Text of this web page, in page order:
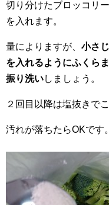
切り分けたブロッコリ
を入れます。
量によりますが、 小さ
を入れるようにふくら
振り洗いしましょう。
２回目以降は塩抜きで
汚れが落ちたらOKです。